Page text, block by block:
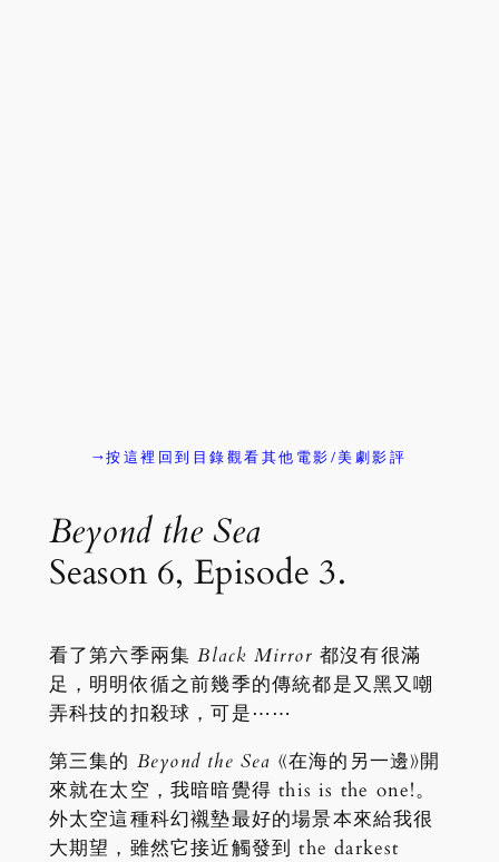
→按這裡回到目錄觀看其他電影/美劇影評
Beyond the Sea
Season 6, Episode 3.
看了第六季兩集Black Mirror 都沒有很滿
足，明明依循之前幾季的傳統都是又黑又嘲
弄科技的扣殺球，可是⋯⋯
第三集的 Beyond the Sea 《在海的另一邊》開
來就在太空，我暗暗覺得 this is the one!。
外太空這種科幻襯墊最好的場景本來給我很
大期望，雖然它接近觸發到 the darkest